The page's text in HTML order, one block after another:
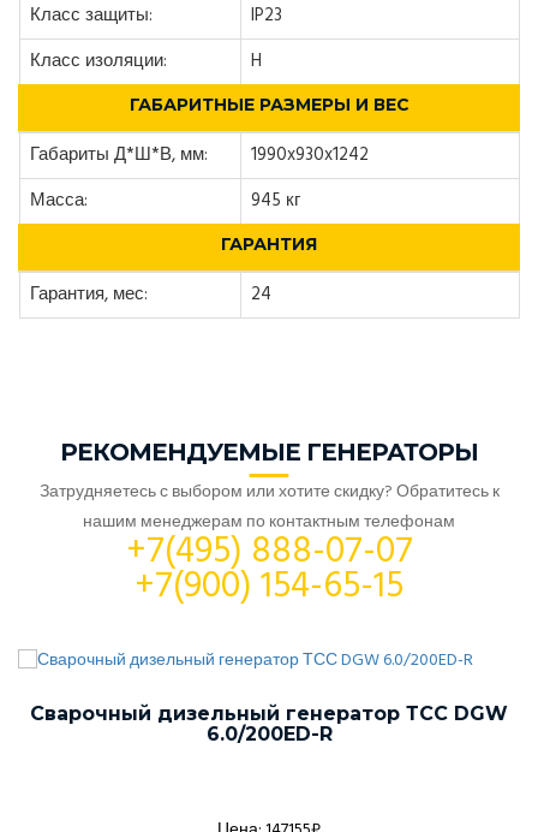
Класс защиты:
IP23
Класс изоляции:
H
ГАБАРИТНЫЕ РАЗМЕРЫ И ВЕС
Габариты Д*Ш*В, мм:
1990x930x1242
Масса:
945 кг
ГАРАНТИЯ
Гарантия, мес: 24
РЕКОМЕНДУЕМЫЕ ГЕНЕРАТОРЫ
Затрудняетесь с выбором или хотите скидку? Обратитесь к
нашим менеджерам по контактным телефонам
+7(495) 888-07-07
+7(900) 154-65-15
Сварочный дизельный генератор ТСС DGW
6.0/200ED-R